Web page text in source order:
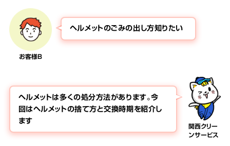
お客様B
ヘルメットのごみの出し方知りたい
関西クリー
ンサービス
ヘルメットは多くの処分方法があります。今
回はヘルメットの捨て方と交換時期を紹介し
ます